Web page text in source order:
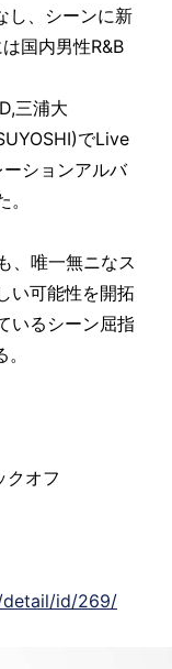
し、シーンに新
国内男性R&B
三浦大
でLive
ーションアルバ
、唯一無ニなス
い可能性を開拓
いるシーン屈指
オフ
detail/id/269/